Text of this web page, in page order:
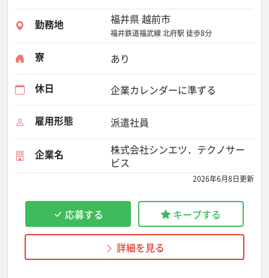
勤務地 福井県 越前市
福井鉄道福武線 北府駅 徒歩8分
寮 あり
休日 企業カレンダーに準ずる
雇用形態 派遣社員
企業名
株式会社シンエツ．テクノサー
ビス
2026年6月8日更新
応募する キープする
詳細を見る